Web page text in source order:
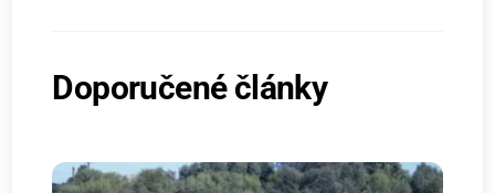
Doporučené články